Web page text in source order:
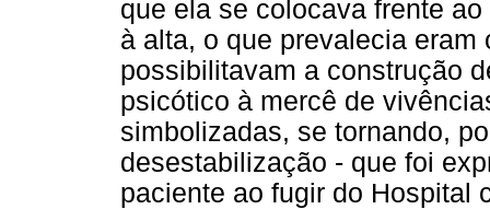
que ela se colocava frente
à alta, o que prevalecia
possibilitavam a construção
psicótico à mercê de
simbolizadas, se tornando,
desestabilização - que foi
paciente ao fugir do Hospital